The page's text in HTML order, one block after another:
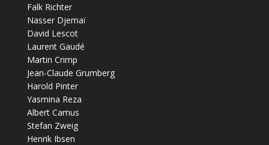
Falk Richter
Nasser Djemaï
David Lescot
Laurent Gaudé
Martin Crimp
Jean-Claude Grumberg
Harold Pinter
Yasmina Reza
Albert Camus
Stefan Zweig
Henrik Ibsen